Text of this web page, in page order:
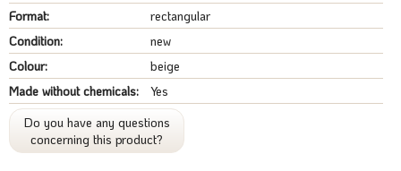
Format:
rectangular
Condition:
new
Colour:
beige
Made without chemicals:
Yes
Do you have any questions
concerning this product?